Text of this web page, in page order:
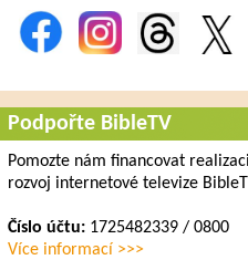
Podpořte BibleTV
Pomozte nám financovat
rozvoj internetové televize
Číslo účtu:1725482339 / 0800
Více informací >>>